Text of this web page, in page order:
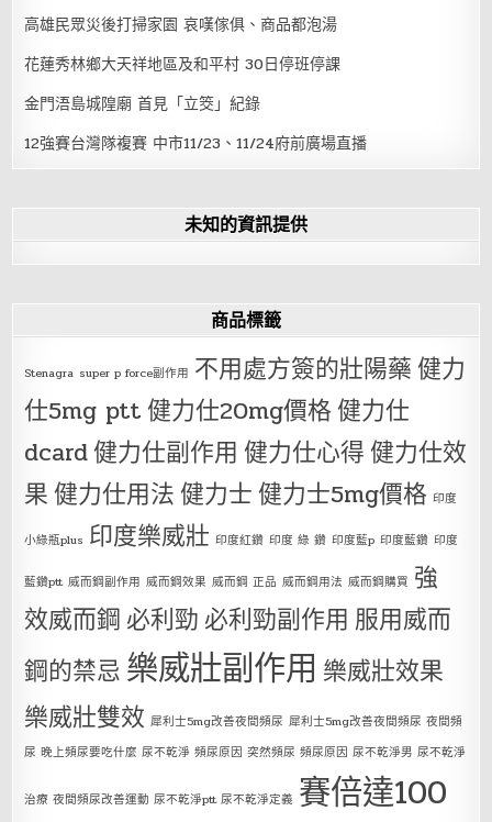
高雄民眾災後打掃家園 哀嘆傢俱、商品都泡湯
花蓮秀林鄉大天祥地區及和平村 30日停班停課
金門浯島城隍廟 首見「立筊」紀錄
12強賽台灣隊複賽 中市11/23、11/24府前廣場直播
未知的資訊提供
商品標籤
Stenagra super p force副作用 不用處方簽的壯陽藥健力
仕5mg ptt健力仕20mg價格健力仕
dcard健力仕副作用 健力仕心得健力仕效
果健力仕用法健力士健力士5mg價格 印度
小綠瓶plus 印度樂威壯 印度紅鑽 印度 綠 鑽 印度藍p 印度藍鑽 印度
藍鑽ptt 威而鋼副作用 威而鋼效果 威而鋼 正品 威而鋼用法 威而鋼購買 強
效威而鋼 必利勁 必利勁副作用 服用威而
鋼的禁忌 樂威壯副作用 樂威壯效果
樂威壯雙效 犀利士5mg改善夜間頻尿 犀利士5mg改善夜間頻尿 夜間頻
尿 晚上頻尿要吃什麼 尿不乾淨 頻尿原因 突然頻尿 頻尿原因 尿不乾淨男 尿不乾淨
治療 夜間頻尿改善運動 尿不乾淨ptt 尿不乾淨定義 賽倍達100